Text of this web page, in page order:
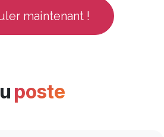
maintenant !
poste